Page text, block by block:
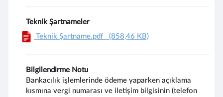
Teknik Şartnameler
Teknik Şartname.pdf
(858,46 KB)
Bilgilendirme Notu
Bankacılık işlemlerinde ödeme yaparken açıklama
kısmına vergi numarası ve iletişim bilgisinin (telefon